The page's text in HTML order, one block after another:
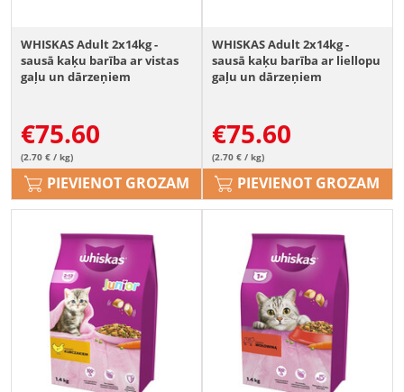
WHISKAS Adult 2x14kg -
sausā kaķu barība ar vistas
gaļu un dārzeņiem
€75.60
(2.70 € / kg)
PIEVIENOT GROZAM
WHISKAS Adult 2x14kg -
sausā kaķu barība ar liellopu
gaļu un dārzeņiem
€75.60
(2.70 € / kg)
PIEVIENOT GROZAM